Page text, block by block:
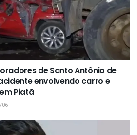
de Santo Antônio de
envolvendo carro e
Piatã
06